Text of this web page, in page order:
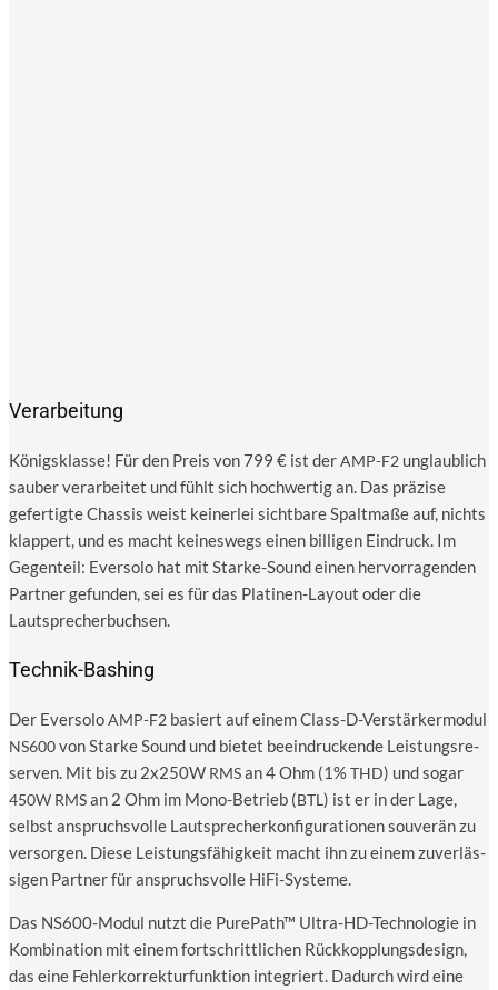
Verarbeitung
Königs­klas­se! Für den Preis von 799 € ist derAMP-F2 unglaub­lich
sau­ber ver­ar­bei­tet und fühlt sich hoch­wer­tig an. Das prä­zi­se
gefer­tig­te Chas­sis weist kei­ner­lei sicht­ba­re Spalt­ma­ße auf, nichts
klap­pert, und es macht kei­nes­wegs einen bil­li­gen Ein­druck. Im
Gegen­teil: Ever­so­lo hat mit Star­ke-Sound einen her­vor­ra­gen­den
Part­ner gefun­den, sei es für das Pla­ti­nen-Lay­out oder die
Lautsprecherbuchsen.
Technik-Bashing
Der Ever­so­loAMP-F2 basiert auf einem Class-D-Ver­stär­ker­mo­dul
NS600von Star­ke Sound und bie­tet beein­dru­cken­de Leis­tungs­re­
ser­ven. Mit bis zu 2x250W RMSan 4 Ohm (1%THD) und sogar
450W RMSan 2 Ohm im Mono-Betrieb (BTL ) ist er in der Lage,
selbst anspruchs­vol­le Laut­spre­cher­kon­fi­gu­ra­tio­nen sou­ve­rän zu
ver­sor­gen. Die­se Leis­tungs­fä­hig­keit macht ihn zu einem zuver­läs­
si­gen Part­ner für anspruchs­vol­le HiFi-Systeme.
Das NS600-Modul nutzt die PurePath™ Ultra-HD-Tech­no­lo­gie in
Kom­bi­na­ti­on mit einem fort­schritt­li­chen Rück­kopp­lungs­de­sign,
das eine Feh­ler­kor­rek­tur­funk­ti­on inte­griert. Dadurch wird eine